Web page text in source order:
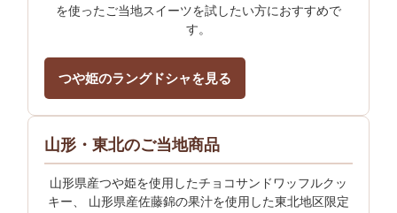
を使ったご当地スイーツを試したい方におすすめで
す。
つや姫のラングドシャを見る
山形・東北のご当地商品
山形県産つや姫を使用したチョコサンドワッフルクッ
キー、 山形県産佐藤錦の果汁を使用した東北地区限定